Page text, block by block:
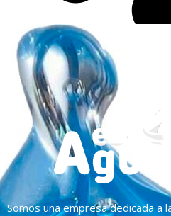
Somos una empresa dedicada a